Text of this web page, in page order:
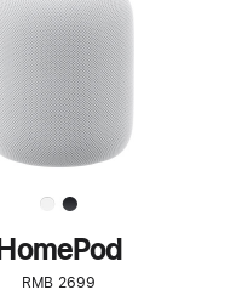
了
解
HomePod<
HomePod
RMB 2699